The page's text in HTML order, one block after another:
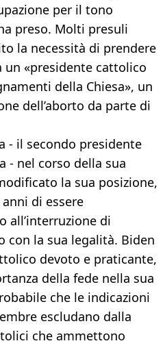
per il tono
preso. Molti presuli
la necessità di prendere
«presidente cattolico
della Chiesa», un
dell’aborto da parte di
- il secondo presidente
- nel corso della sua
la sua posizione,
di essere
all’interruzione di
con la sua legalità. Biden
devoto e praticante,
della fede nella sua
che le indicazioni
escludano dalla
che ammettono